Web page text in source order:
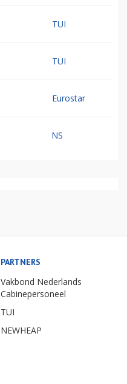
TUI
TUI
Eurostar
NS
PARTNERS
Vakbond Nederlands
Cabinepersoneel
TUI
NEWHEAP